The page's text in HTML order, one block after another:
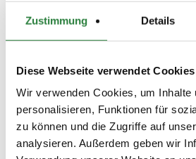
Zustimmung Details
Diese Webseite verwendet Cookies
Wir verwenden Cookies, um Inhalte
personalisieren, Funktionen für
zu können und die Zugriffe auf
analysieren. Außerdem geben wir
2 3 4 LP
07.06.2026
4.
Preisgeld
300,00 €
LKL/Art
2 3 4 LP